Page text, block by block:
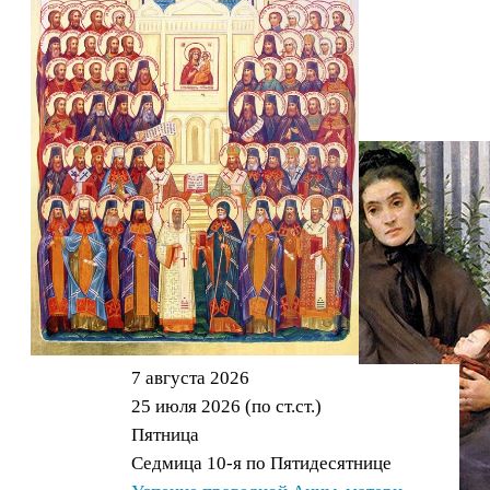
пустыни
батюшке
отцу
Макарию.
7 августа 2026
25 июля 2026 (по ст.ст.)
Пятница
Седмица 10-я по Пятидесятнице